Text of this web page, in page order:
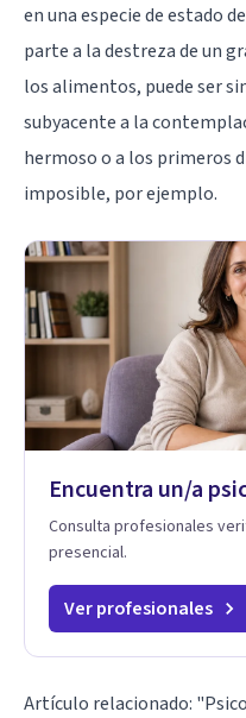
en una especie de estado
parte a la destreza de un
los alimentos, puede ser
subyacente a la
hermoso o a los primeros
imposible, por ejemplo.
Encuentra un/a
Consulta profesionales
presencial.
Ver profesionales
Artículo relacionado: "